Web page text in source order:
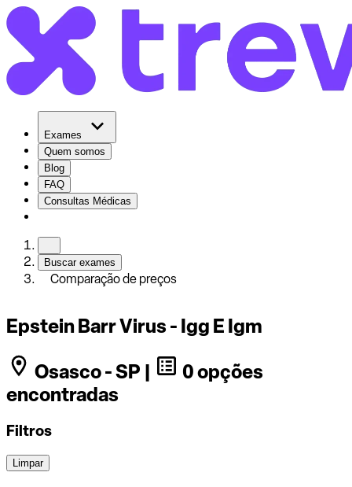
Exames
Quem somos
Blog
FAQ
Consultas Médicas
Buscar exames
Comparação de preços
Epstein Barr Virus - Igg E Igm
Osasco - SP |
0 opções
encontradas
Filtros
Limpar